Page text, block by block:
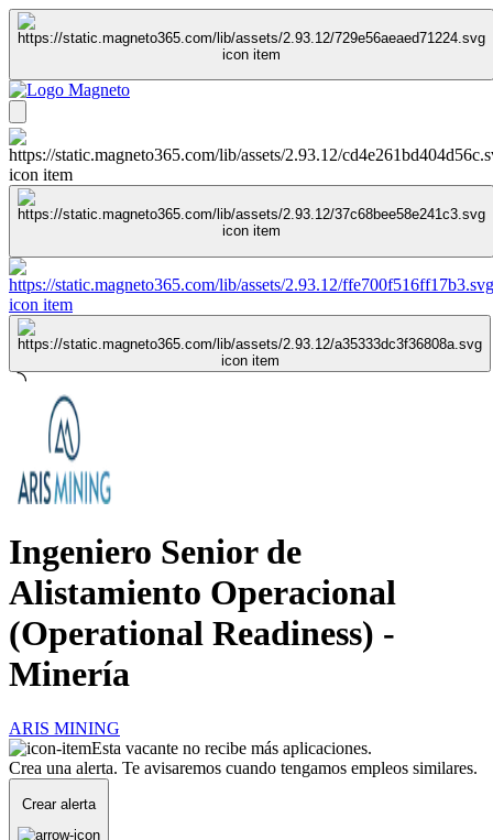
Ingeniero Senior de
Alistamiento Operacional
(Operational Readiness) -
Minería
ARIS MINING
Esta vacante no recibe más aplicaciones.
Crea una alerta. Te avisaremos cuando tengamos empleos similares.
Crear alerta